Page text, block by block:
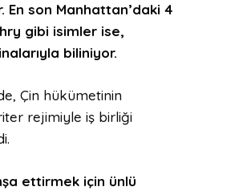
. En son Manhattan’daki 4
gibi isimler ise,
ıyla biliniyor.
Çin hükümetinin
rejimiyle iş birliği
ettirmek için ünlü